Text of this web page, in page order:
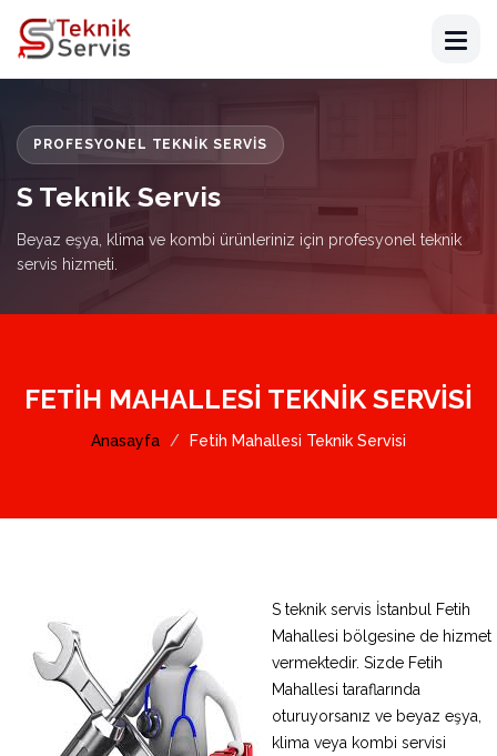
PROFESYONEL TEKNIK SERVIS
S Teknik Servis
Beyaz eşya, klima ve kombi ürünleriniz için profesyonel teknik
servis hizmeti.
FETIH MAHALLESI TEKNIK SERVISI
Anasayfa Fetih Mahallesi Teknik Servisi
S teknik servis İstanbul Fetih
Mahallesi bölgesine de hizmet
vermektedir. Sizde Fetih
Mahallesi taraflarında
oturuyorsanız ve beyaz eşya,
klima veya kombi servisi